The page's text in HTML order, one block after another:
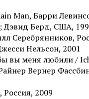
Man, Барри
Дэвид Берд, США,
Серебрянников,
Нельсон, 2001
вы меня любили /
Вернер
2009